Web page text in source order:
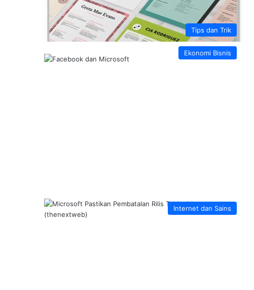
Tips dan Trik
Ekonomi Bisnis
Internet dan Sains